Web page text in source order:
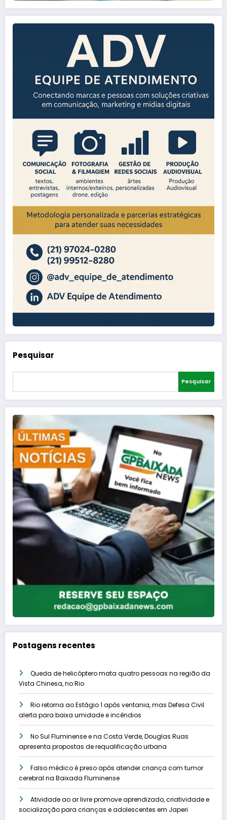
Pesquisar
Pesquisar
Postagens recentes
Queda de helicóptero mata quatro pessoas na região da
Vista Chinesa, no Rio
Rio retorna ao Estágio 1 após ventania, mas Defesa Civil
alerta para baixa umidade e incêndios
No Sul Fluminense e na Costa Verde, Douglas Ruas
apresenta propostas de requalificação urbana
Falso médico é preso após atender criança com tumor
cerebral na Baixada Fluminense
Atividade ao ar livre promove aprendizado, criatividade e
socialização para crianças e adolescentes em Japeri